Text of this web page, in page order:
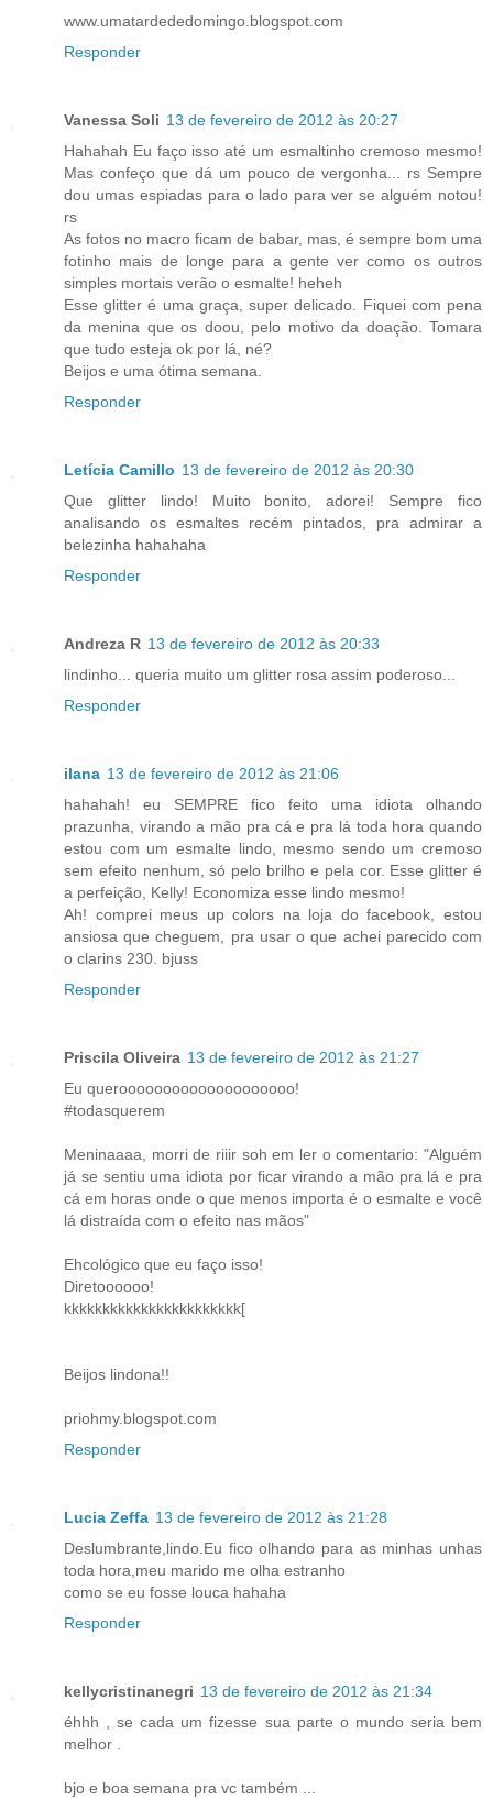
www.umatardededomingo.blogspot.com
Responder
Vanessa Soli 13 de fevereiro de 2012 às 20:27
Hahahah Eu faço isso até um esmaltinho cremoso mesmo!
Mas confeço que dá um pouco de vergonha... rs Sempre
dou umas espiadas para o lado para ver se alguém notou!
rs
As fotos no macro ficam de babar, mas, é sempre bom uma
fotinho mais de longe para a gente ver como os outros
simples mortais verão o esmalte! heheh
Esse glitter é uma graça, super delicado. Fiquei com pena
da menina que os doou, pelo motivo da doação. Tomara
que tudo esteja ok por lá, né?
Beijos e uma ótima semana.
Responder
Letícia Camillo 13 de fevereiro de 2012 às 20:30
Que glitter lindo! Muito bonito, adorei! Sempre fico
analisando os esmaltes recém pintados, pra admirar a
belezinha hahahaha
Responder
Andreza R 13 de fevereiro de 2012 às 20:33
lindinho... queria muito um glitter rosa assim poderoso...
Responder
ilana 13 de fevereiro de 2012 às 21:06
hahahah! eu SEMPRE fico feito uma idiota olhando
prazunha, virando a mão pra cá e pra lá toda hora quando
estou com um esmalte lindo, mesmo sendo um cremoso
sem efeito nenhum, só pelo brilho e pela cor. Esse glitter é
a perfeição, Kelly! Economiza esse lindo mesmo!
Ah! comprei meus up colors na loja do facebook, estou
ansiosa que cheguem, pra usar o que achei parecido com
o clarins 230. bjuss
Responder
Priscila Oliveira 13 de fevereiro de 2012 às 21:27
Eu queroooooooooooooooooooo!
#todasquerem
Meninaaaa, morri de riiir soh em ler o comentario: "Alguém
já se sentiu uma idiota por ficar virando a mão pra lá e pra
cá em horas onde o que menos importa é o esmalte e você
lá distraída com o efeito nas mãos"
Ehcológico que eu faço isso!
Diretoooooo!
kkkkkkkkkkkkkkkkkkkkkkk[
Beijos lindona!!
priohmy.blogspot.com
Responder
Lucia Zeffa 13 de fevereiro de 2012 às 21:28
Deslumbrante,lindo.Eu fico olhando para as minhas unhas
toda hora,meu marido me olha estranho
como se eu fosse louca hahaha
Responder
kellycristinanegri 13 de fevereiro de 2012 às 21:34
éhhh , se cada um fizesse sua parte o mundo seria bem
melhor .
bjo e boa semana pra vc também ...